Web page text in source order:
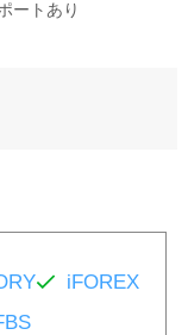
ートあり
iFOREX